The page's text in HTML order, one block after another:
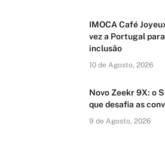
IMOCA Café
vez a Portugal
inclusão
10 de Agosto, 2026
Novo Zeekr 9X: o
que desafia as
9 de Agosto, 2026